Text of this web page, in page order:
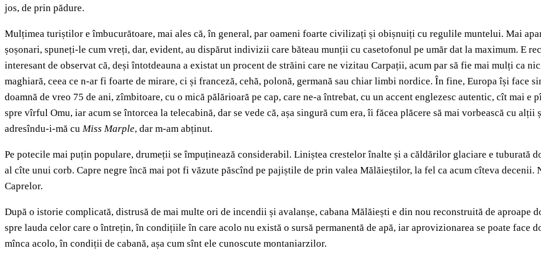
jos, de prin pădure.
Mulțimea turiștilor e îmbucurătoare, mai ales că, în general, par oameni foarte civilizați și obișnuiți cu regulile muntelui. Mai
șoșonari, spuneți-le cum vreți, dar, evident, au dispărut indivizii care băteau munții cu casetofonul pe umăr dat la maximum. E
interesant de observat că, deși întotdeauna a existat un procent de străini care ne vizitau Carpații, acum par să fie mai mulți ca
maghiară, ceea ce n-ar fi foarte de mirare, ci și franceză, cehă, polonă, germană sau chiar limbi nordice. În fine, Europa își face
doamnă de vreo 75 de ani, zîmbitoare, cu o mică pălărioară pe cap, care ne-a întrebat, cu un accent englezesc autentic, cît mai e
spre vîrful Omu, iar acum se întorcea la telecabină, dar se vede că, așa singură cum era, îi făcea plăcere să mai vorbească cu
adresîndu-i-mă cu Miss Marple, dar m-am abținut.
Pe potecile mai puțin populare, drumeții se împuținează considerabil. Liniștea crestelor înalte și a căldărilor glaciare e tuburată
al cîte unui corb. Capre negre încă mai pot fi văzute păscînd pe pajiștile de prin valea Mălăieștilor, la fel ca acum cîteva decenii.
Caprelor.
După o istorie complicată, distrusă de mai multe ori de incendii și avalanșe, cabana Mălăiești e din nou reconstruită de aproape
spre lauda celor care o întrețin, în condițiile în care acolo nu există o sursă permanentă de apă, iar aprovizionarea se poate face
mînca acolo, în condiții de cabană, așa cum sînt ele cunoscute montaniarzilor.